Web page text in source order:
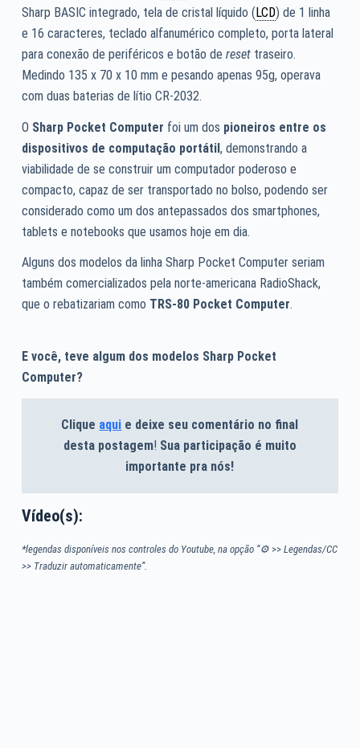
Sharp BASIC integrado, tela de cristal líquido (LCD) de 1 linha
e 16 caracteres, teclado alfanumérico completo, porta lateral
para conexão de periféricos e botão de resettraseiro.
Medindo 135 x 70 x 10 mm e pesando apenas 95g, operava
com duas baterias de lítio CR-2032.
O Sharp Pocket Computer foi um dos pioneiros entre os
dispositivos de computação portátil, demonstrando a
viabilidade de se construir um computador poderoso e
compacto, capaz de ser transportado no bolso, podendo ser
considerado como um dos antepassados dos smartphones,
tablets e notebooks que usamos hoje em dia.
Alguns dos modelos da linha Sharp Pocket Computer seriam
também comercializados pela norte-americana RadioShack,
que o rebatizariam como TRS-80 Pocket Computer.
E você, teve algum dos modelos Sharp Pocket
Computer?
Clique aqui e deixe seu comentário no final
desta postagem! Sua participação é muito
importante pra nós!
Vídeo(s):
*legendas disponíveis nos controles do Youtube, na opção “⚙>> Legendas/CC
>> Traduzir automaticamente”.